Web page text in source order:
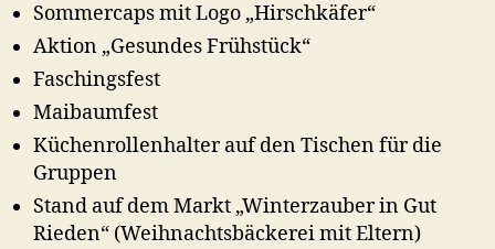
Sommercaps mit Logo „Hirschkäfer“
Aktion „Gesundes Frühstück“
Faschingsfest
Maibaumfest
Küchenrollenhalter auf den Tischen für die
Gruppen
Stand auf dem Markt „Winterzauber in Gut
Rieden“ (Weihnachtsbäckerei mit Eltern)